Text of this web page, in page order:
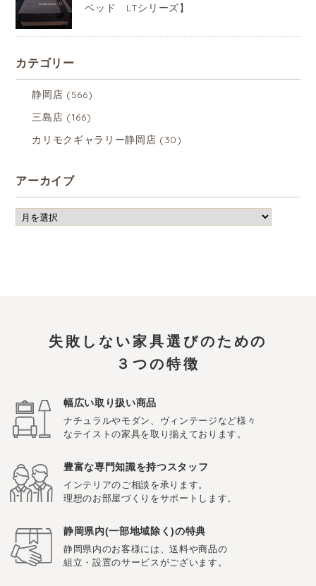
ベッド LTシリーズ】
カテゴリー
静岡店 (566)
三島店 (166)
カリモクギャラリー静岡店 (30)
アーカイブ
失敗しない家具選びのための
３つの特徴
幅広い取り扱い商品
ナチュラルやモダン、ヴィンテージなど様々
なテイストの家具を取り揃えております。
豊富な専門知識を持つスタッフ
インテリアのご相談を承ります。
理想のお部屋づくりをサポートします。
静岡県内(一部地域除く)の特典
静岡県内のお客様には、送料や商品の
組立・設置のサービスがございます。